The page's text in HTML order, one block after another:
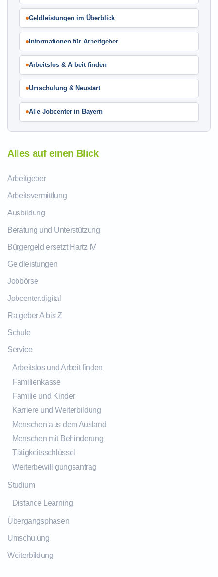
Geldleistungen im Überblick
Informationen für Arbeitgeber
Arbeitslos & Arbeit finden
Umschulung & Neustart
Alle Jobcenter in Bayern
Alles auf einen Blick
Arbeitgeber
Arbeitsvermittlung
Ausbildung
Beratung und Unterstützung
Bürgergeld ersetzt Hartz IV
Geldleistungen
Jobbörse
Jobcenter.digital
Ratgeber A bis Z
Schule
Service
Arbeitslos und Arbeit finden
Familienkasse
Familie und Kinder
Karriere und Weiterbildung
Menschen aus dem Ausland
Menschen mit Behinderung
Tätigkeitsschlüssel
Weiterbewilligungsantrag
Studium
Distance Learning
Übergangsphasen
Umschulung
Weiterbildung